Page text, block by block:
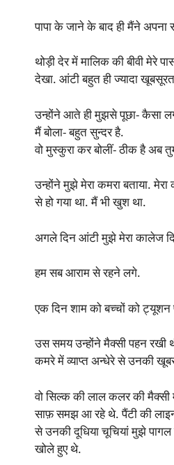
पापा के जाने के बाद ही मैंने
थोड़ी देर में मालिक की बीवी मेरे
देखा. आंटी बहुत ही ज्यादा
उन्होंने आते ही मुझसे पूछा- कैसा
मैं बोला- बहुत सुन्दर है.
वो मुस्कुरा कर बोलीं- ठीक है अब
उन्होंने मुझे मेरा कमरा बताया.
से हो गया था. मैं भी खुश था.
अगले दिन आंटी मुझे मेरा कालेज
हम सब आराम से रहने लगे.
एक दिन शाम को बच्चों को
उस समय उन्होंने मैक्सी पहन रखी
कमरे में व्याप्त अन्धेरे से उनकी
वो सिल्क की लाल कलर की मैक्सी
साफ़ समझ आ रहे थे. पैंटी की
से उनकी दूधिया चूचियां मुझे
खोले हुए थे.